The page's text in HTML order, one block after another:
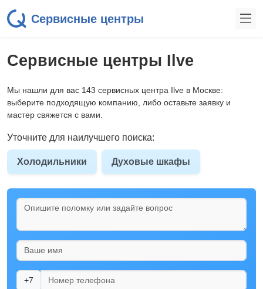
Сервисные центры
Сервисные центры Ilve
Мы нашли для вас 143 сервисных центра Ilve в Москве:
выберите подходящую компанию, либо оставьте заявку и
мастер свяжется с вами.
Уточните для наилучшего поиска:
Холодильники Духовые шкафы
+7